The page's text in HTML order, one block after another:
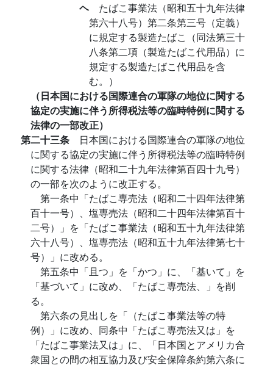
ヘ たばこ事業法（昭和五十九年法律
第六十八号）第二条第三号（定義）
に規定する製造たばこ（同法第三十
八条第二項（製造たばこ代用品）に
規定する製造たばこ代用品を含
む。）
（日本国における国際連合の軍隊の地位に関する
協定の実施に伴う所得税法等の臨時特例に関する
法律の一部改正）
第二十三条 日本国における国際連合の軍隊の地位
に関する協定の実施に伴う所得税法等の臨時特例
に関する法律（昭和二十九年法律第百四十九号）
の一部を次のように改正する。
第一条中「たばこ専売法（昭和二十四年法律第
百十一号）、塩専売法（昭和二十四年法律第百十
二号）」を「たばこ事業法（昭和五十九年法律第
六十八号）、塩専売法（昭和五十九年法律第七十
号）」に改める。
第五条中「且つ」を「かつ」に、「基いて」を
「基づいて」に改め、「たばこ専売法、」を削
る。
第六条の見出しを「（たばこ事業法等の特
例）」に改め、同条中「たばこ専売法又は」を
「たばこ事業法又は」に、「日本国とアメリカ合
衆国との間の相互協力及び安全保障条約第六条に